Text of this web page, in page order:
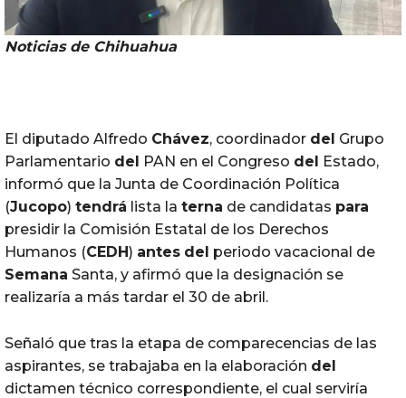
Noticias de Chihuahua
El diputado Alfredo Chávez, coordinador del Grupo
Parlamentario del PAN en el Congreso del Estado,
informó que la Junta de Coordinación Política
(Jucopo) tendrá lista la terna de candidatas para
presidir la Comisión Estatal de los Derechos
Humanos (CEDH) antes del periodo vacacional de
Semana Santa, y afirmó que la designación se
realizaría a más tardar el 30 de abril.
Señaló que tras la etapa de comparecencias de las
aspirantes, se trabajaba en la elaboración del
dictamen técnico correspondiente, el cual serviría